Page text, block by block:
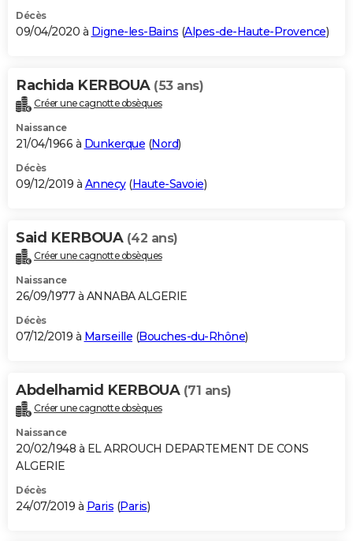
Décès
09/04/2020 à Digne-les-Bains (Alpes-de-Haute-Provence)
Rachida KERBOUA (53 ans)
Créer une cagnotte obsèques
Naissance
21/04/1966 à Dunkerque (Nord)
Décès
09/12/2019 à Annecy(Haute-Savoie)
Said KERBOUA (42 ans)
Créer une cagnotte obsèques
Naissance
26/09/1977 à ANNABA ALGERIE
Décès
07/12/2019 à Marseille (Bouches-du-Rhône)
Abdelhamid KERBOUA (71 ans)
Créer une cagnotte obsèques
Naissance
20/02/1948 à EL ARROUCH DEPARTEMENT DE CONS
ALGERIE
Décès
24/07/2019 à Paris (Paris)